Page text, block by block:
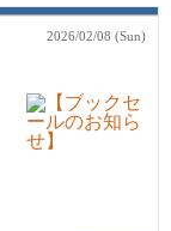
2026/02/08 (Sun)